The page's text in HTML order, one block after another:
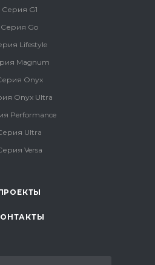
Серия G1
Серия Go
Lifestyle
Magnum
Onyx
Onyx Ultra
Performance
Ultra
Versa